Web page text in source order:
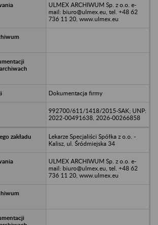
ULMEX ARCHIWUM Sp. z o.o. e-
mail: biuro@ulmex.eu, tel. +48 62
736 11 20, www.ulmex.eu
Dokumentacja firmy
992700/611/1418/2015-SAK; UNP:
2022-00491638, 2026-00266858
Lekarze Specjaliści Spółka z o.o. -
Kalisz, ul. Śródmiejska 34
ULMEX ARCHIWUM Sp. z o.o. e-
mail: biuro@ulmex.eu, tel. +48 62
736 11 20, www.ulmex.eu